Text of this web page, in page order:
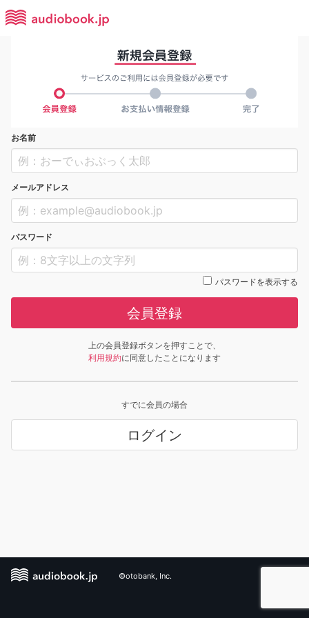
お名前
メールアドレス
パスワード
パスワードを表示する
会員登録
上の会員登録ボタンを押すことで、
利用規約に同意したことになります
すでに会員の場合
ログイン
©otobank, Inc.